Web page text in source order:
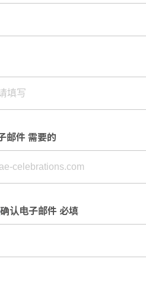
邮件 需要的
确认电子邮件 必填